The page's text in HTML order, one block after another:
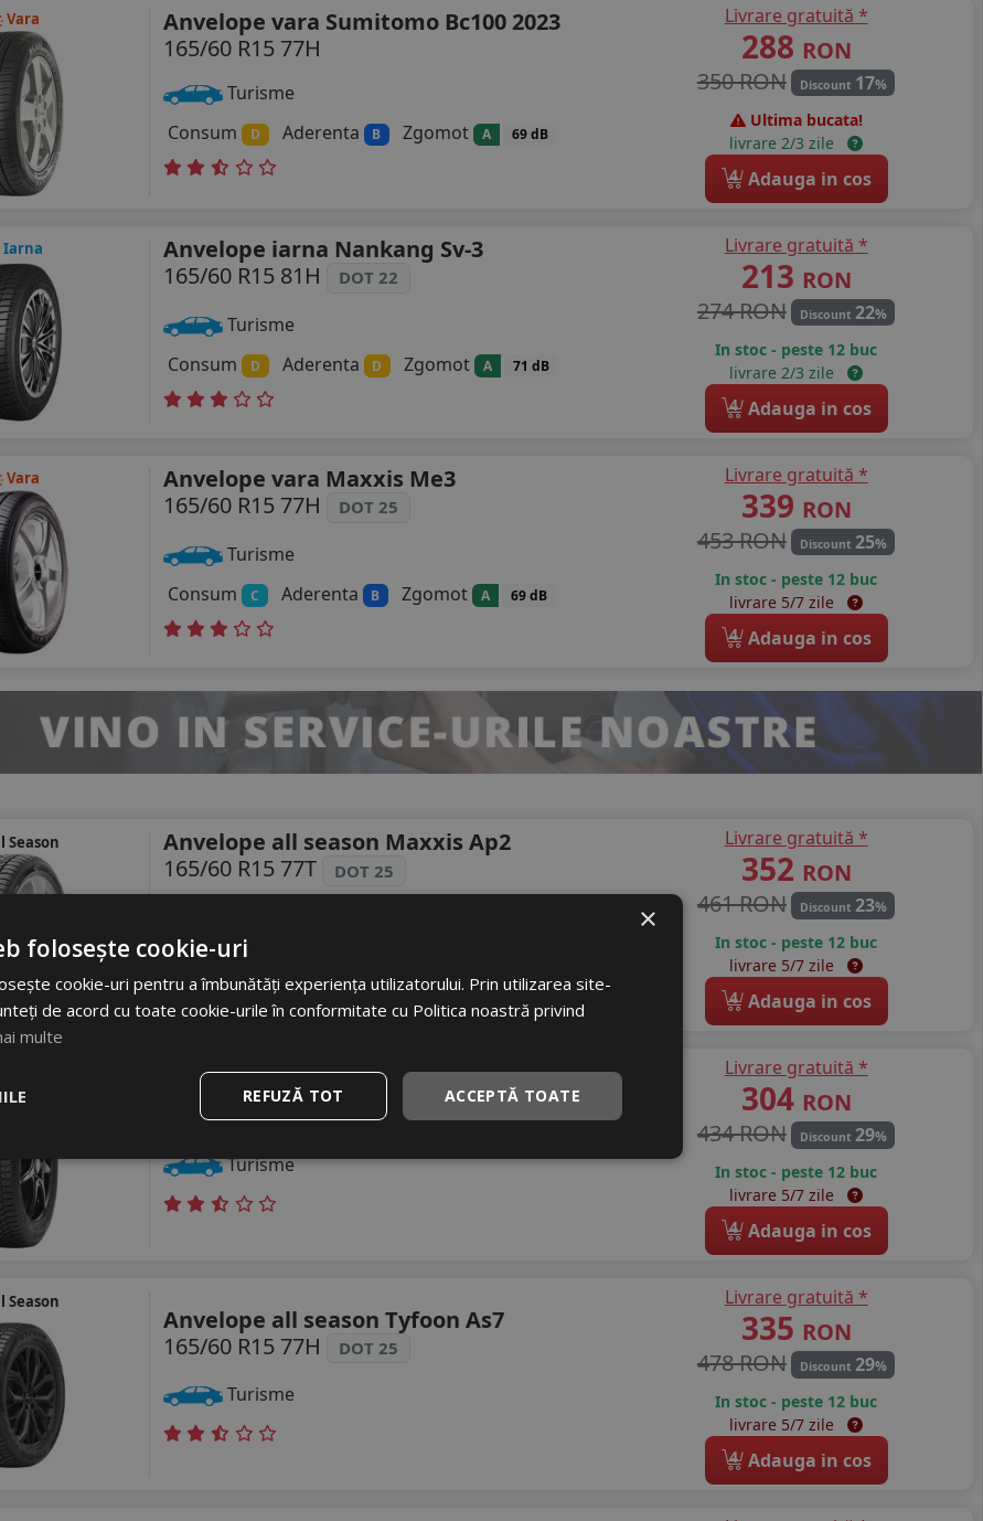
Vara
Anvelope vara Sumitomo Bc100 2023
165/60 R15 77H
Turisme
Consum
D Aderenta B Zgomot A 69 dB
Livrare gratuită *
288 RON
350 RON
Discount 17%
Ultima bucata!
livrare 2/3 zile
4 Adauga in cos
Iarna
Anvelope iarna Nankang Sv-3
165/60 R15 81H
DOT 22
Turisme
Consum
D Aderenta D Zgomot A 71 dB
Livrare gratuită *
213 RON
274 RON
Discount 22%
In stoc - peste 12 buc
livrare 2/3 zile
4 Adauga in cos
Vara
Anvelope vara Maxxis Me3
165/60 R15 77H
DOT 25
Turisme
Consum
C Aderenta B Zgomot A 69 dB
Livrare gratuită *
339 RON
453 RON
Discount 25%
In stoc - peste 12 buc
livrare 5/7 zile
4 Adauga in cos
Season
Anvelope all season Maxxis Ap2
165/60 R15 77T
DOT 25
Consum
Livrare gratuită *
352 RON
461 RON
Discount 23%
In stoc - peste 12 buc
livrare 5/7 zile
4 Adauga in cos
Anvelope all season Roadhog Rgas03
165/60 R15 77H DOT 25
Turisme
Livrare gratuită *
304 RON
434 RON
Discount 29%
In stoc - peste 12 buc
livrare 5/7 zile
4 Adauga in cos
Season
Anvelope all season Tyfoon As7
165/60 R15 77H
DOT 25
Turisme
Livrare gratuită *
335 RON
478 RON
Discount 29%
In stoc - peste 12 buc
livrare 5/7 zile
4 Adauga in cos
×
folosește cookie-uri
cookie-uri pentru a îmbunătăți experiența utilizatorului. Prin utilizarea site-
de acord cu toate cookie-urile în conformitate cu Politica noastră privind
multe
ACCEPTĂ TOATE
REFUZĂ TOT